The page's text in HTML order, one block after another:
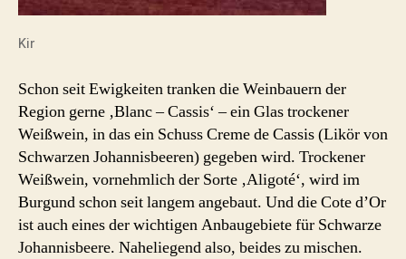
Kir
Schon seit Ewigkeiten tranken die Weinbauern der
Region gerne ‚Blanc – Cassis‘ – ein Glas trockener
Weißwein, in das ein Schuss Creme de Cassis (Likör von
Schwarzen Johannisbeeren) gegeben wird. Trockener
Weißwein, vornehmlich der Sorte ‚Aligoté‘, wird im
Burgund schon seit langem angebaut. Und die Cote d’Or
ist auch eines der wichtigen Anbaugebiete für Schwarze
Johannisbeere. Naheliegend also, beides zu mischen.